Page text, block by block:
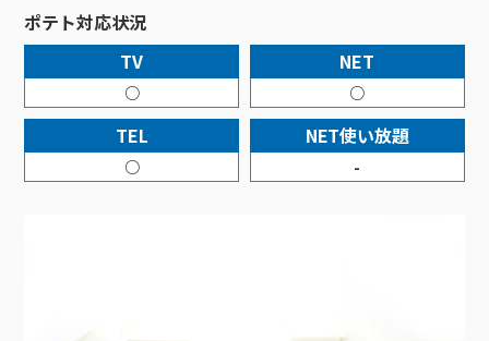
おトクな割引サービス
回線速度測定
接続・設定⽅法
訪問サポート＆サポートパックサービス料⾦表
メンテナンス・障害情報
ポテトからのプレゼント
イベントカレンダー
講座のご案内
料⾦プラン
NHK衛星受信料団体⼀括⽀払
機器⼀覧
料⾦プラン
Wi-Fiサービス
ポテトホーム防犯カメラ
オプションサービス
インターネットギガシェアプラン
固定電話トップ
基本料⾦・通話料⾦
オプションサービス
auスマートバリュー
auまとめトーク
ポテトスマートフォン
ポテトスマートフォントップ
料⾦プラン
機種⼀覧
オプションサービス
でんきトップ
ポラリンでんき×ポテト
ポテトでんき
暮らしを快適にするサービス
暮らしを快適にするサービストップ
ポテトライフメール
メンテナンス
障害情報
ポテト対応状況
TV
○
NET
○
TEL
○
NET使い放題
-